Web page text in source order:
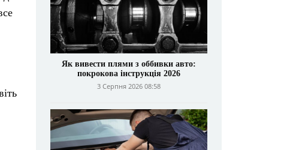
Як вивести плями з оббивки авто:
покрокова інструкція 2026
3 Серпня 2026 08:58